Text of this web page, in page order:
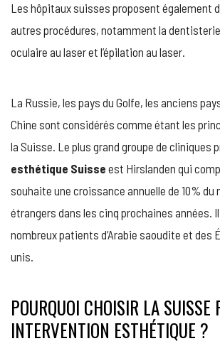
Les hôpitaux suisses proposent également
autres procédures, notamment la
oculaire au laser et l’épilation au laser.
La Russie, les pays du Golfe, les anciens
Chine sont considérés comme étant les
la Suisse. Le plus grand groupe de cliniques
esthétique Suisse est Hirslanden qui
souhaite une croissance annuelle de 10%
étrangers dans les cinq prochaines années.
nombreux patients d’Arabie saoudite et des
unis.
POURQUOI CHOISIR LA SUISSE
INTERVENTION ESTHÉTIQUE ?